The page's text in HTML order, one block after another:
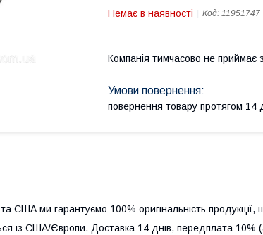
Немає в наявності Код: 11951747
Компанія тимчасово не приймає
повернення товару протягом 14
США ми гарантуємо 100% оригінальність
із США/Європи. Доставка 14 днів, передплата 10%